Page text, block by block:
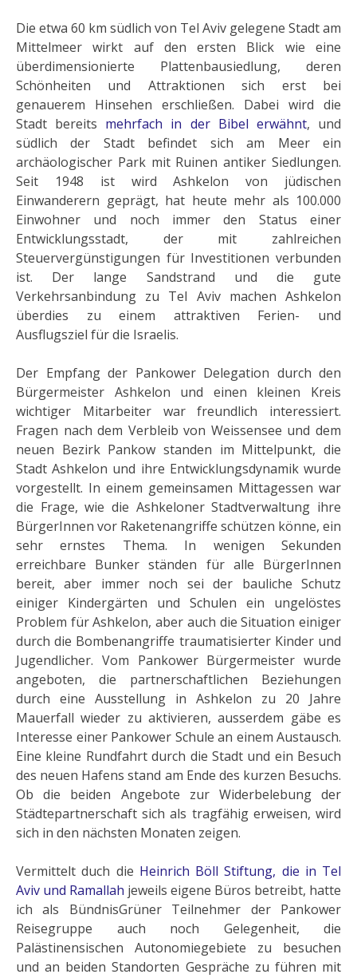
Die etwa 60 km südlich von Tel Aviv gelegene Stadt am
Mittelmeer wirkt auf den ersten Blick wie eine
überdimensionierte Plattenbausiedlung, deren
Schönheiten und Attraktionen sich erst bei
genauerem Hinsehen erschließen. Dabei wird die
Stadt bereits mehrfach in der Bibel erwähnt, und
südlich der Stadt befindet sich am Meer ein
archäologischer Park mit Ruinen antiker Siedlungen.
Seit 1948 ist wird Ashkelon von jüdischen
Einwanderern geprägt, hat heute mehr als 100.000
Einwohner und noch immer den Status einer
Entwicklungsstadt, der mit zahlreichen
Steuervergünstigungen für Investitionen verbunden
ist. Der lange Sandstrand und die gute
Verkehrsanbindung zu Tel Aviv machen Ashkelon
überdies zu einem attraktiven Ferien- und
Ausflugsziel für die Israelis.
Der Empfang der Pankower Delegation durch den
Bürgermeister Ashkelon und einen kleinen Kreis
wichtiger Mitarbeiter war freundlich interessiert.
Fragen nach dem Verbleib von Weissensee und dem
neuen Bezirk Pankow standen im Mittelpunkt, die
Stadt Ashkelon und ihre Entwicklungsdynamik wurde
vorgestellt. In einem gemeinsamen Mittagessen war
die Frage, wie die Ashkeloner Stadtverwaltung ihre
BürgerInnen vor Raketenangriffe schützen könne, ein
sehr ernstes Thema. In wenigen Sekunden
erreichbare Bunker ständen für alle BürgerInnen
bereit, aber immer noch sei der bauliche Schutz
einiger Kindergärten und Schulen ein ungelöstes
Problem für Ashkelon, aber auch die Situation einiger
durch die Bombenangriffe traumatisierter Kinder und
Jugendlicher. Vom Pankower Bürgermeister wurde
angeboten, die partnerschaftlichen Beziehungen
durch eine Ausstellung in Ashkelon zu 20 Jahre
Mauerfall wieder zu aktivieren, ausserdem gäbe es
Interesse einer Pankower Schule an einem Austausch.
Eine kleine Rundfahrt durch die Stadt und ein Besuch
des neuen Hafens stand am Ende des kurzen Besuchs.
Ob die beiden Angebote zur Widerbelebung der
Städtepartnerschaft sich als tragfähig erweisen, wird
sich in den nächsten Monaten zeigen.
Vermittelt duch die Heinrich Böll Stiftung, die in Tel
Aviv und Ramallah jeweils eigene Büros betreibt, hatte
ich als BündnisGrüner Teilnehmer der Pankower
Reisegruppe auch noch Gelegenheit, die
Palästinensischen Autonomiegebiete zu besuchen
und an beiden Standorten Gespräche zu führen mit